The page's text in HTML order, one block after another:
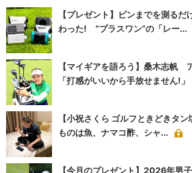
【プレゼント】ピンまでを測るだ
わった! “プラスワン”の「レー...
【マイギアを語ろう】桑木志帆
「打感がいいから手放せません!」
【小祝さくら ゴルフときどきタ
ものは魚、ナマコ酢、シャ...
【今月のプレゼント】2026年男